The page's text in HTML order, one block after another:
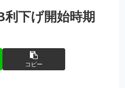
下げ開始時期
コピー